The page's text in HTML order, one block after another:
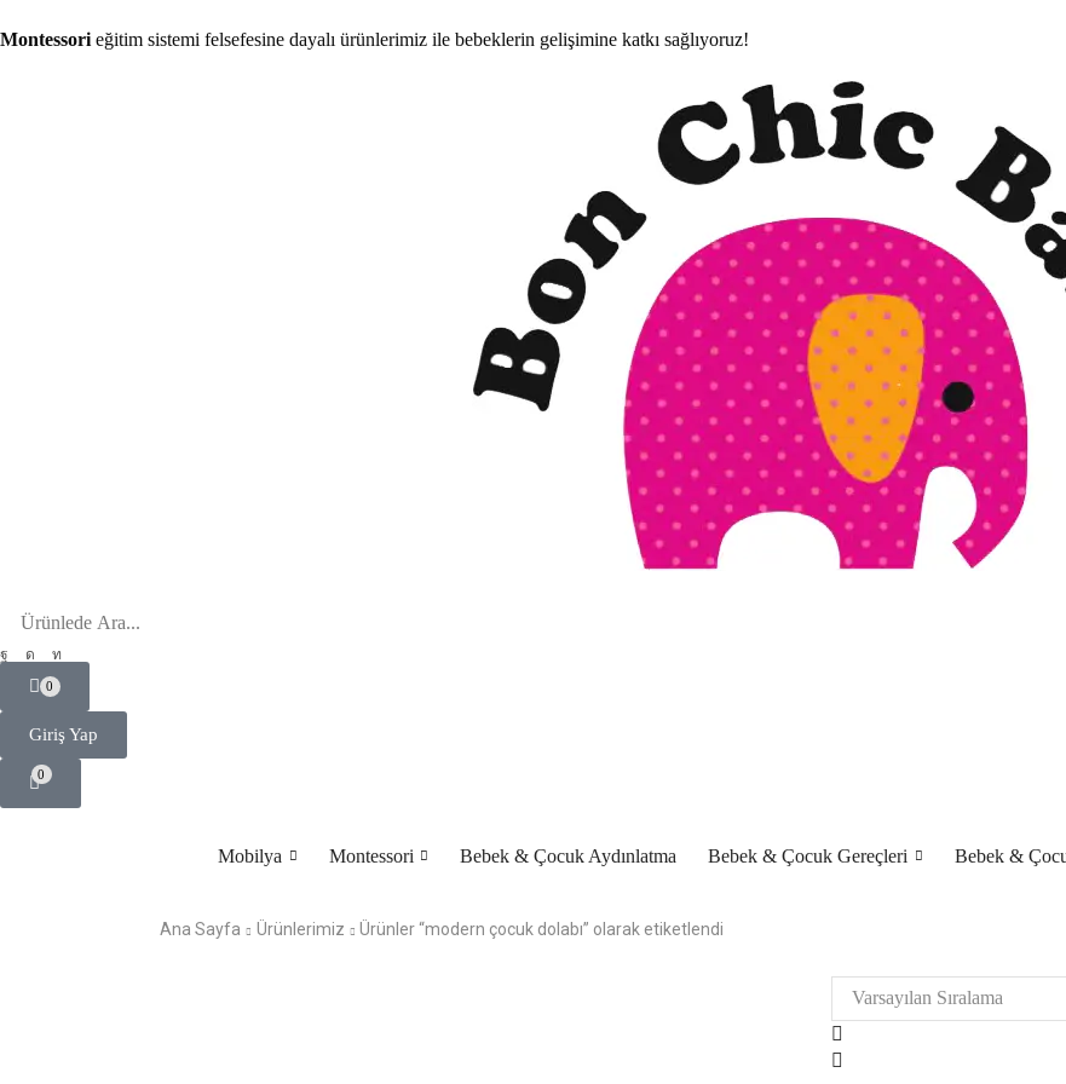
Montessori eğitim sistemi felsefesine dayalı ürünlerimiz ile bebeklerin gelişimine katkı sağlıyoruz!
0
Giriş Yap
0
Mobilya Montessori Bebek & Çocuk Aydınlatma Bebek & Çocuk Gereçleri Bebek &
Ana Sayfa Ürünlerimiz Ürünler “modern çocuk dolabı” olarak etiketlendi